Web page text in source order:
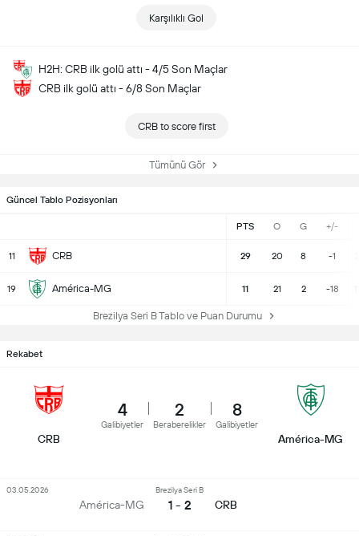
Karşılıklı Gol
H2H: CRB ilk golü attı - 4/5 Son Maçlar
CRB ilk golü attı - 6/8 Son Maçlar
CRB to score first
Tümünü Gör
Güncel Tablo Pozisyonları
PTS O G +/-
11 CRB 29 20 8 -1
19 América-MG 11 21 2 -18
Brezilya Seri B Tablo ve Puan Durumu
Rekabet
CRB
4
Galibiyetler
2
Beraberelikler
8
Galibiyetler
América-MG
América-MG
Brezilya Seri B
1 - 2 CRB
03.05.2026